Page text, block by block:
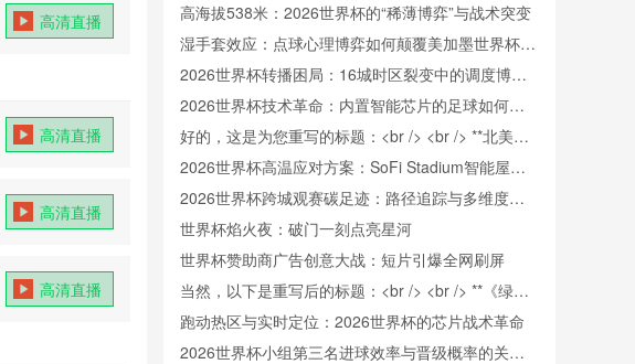
高清直播
高清直播
高清直播
高清直播
出线规则”
高海拔538米：2026世界杯的“稀薄博弈”与战术突变
湿手套效应：点球心理博弈如何颠覆美加墨世界杯门
将训练逻辑
2026世界杯转播困局：16城时区裂变中的调度博弈
与版权暗战
2026世界杯技术革命：内置智能芯片的足球如何精
准捕捉射门瞬时极速
好的，这是为您重写的标题：<br /> <br /> **北美世
界杯跨境冷链餐食监管协同：美加墨三国检疫标准冲
突与融合路径研究**
2026世界杯高温应对方案：SoFi Stadium智能屋顶
如何实现“冰火两重天”
2026世界杯跨城观赛碳足迹：路径追踪与多维度排
放解析
世界杯焰火夜：破门一刻点亮星河
世界杯赞助商广告创意大战：短片引爆全网刷屏
当然，以下是重写后的标题：<br /> <br /> **《绿茵
美学：世界杯的视觉叙事与跨文化对话》**
跑动热区与实时定位：2026世界杯的芯片战术革命
2026世界杯小组第三名进球效率与晋级概率的关联